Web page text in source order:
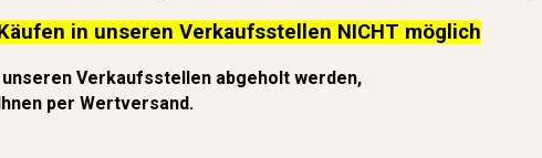
in unseren Verkaufsstellen NICHT möglich
Verkaufsstellen abgeholt werden,
per Wertversand.